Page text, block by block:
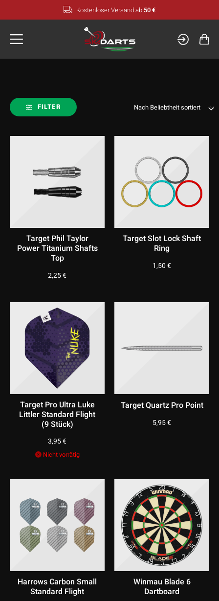
Inhalt
Kostenloser Versand ab 50 €
FILTER
Target Phil Taylor
Power Titanium Shafts
Top
2,25€
Target Slot Lock Shaft
Ring
1,50€
Target Pro Ultra Luke
Littler Standard Flight
(9 Stück)
3,95€
Nicht vorrätig
Target Quartz Pro Point
5,95€
Harrows Carbon Small
Standard Flight
Winmau Blade 6
Dartboard